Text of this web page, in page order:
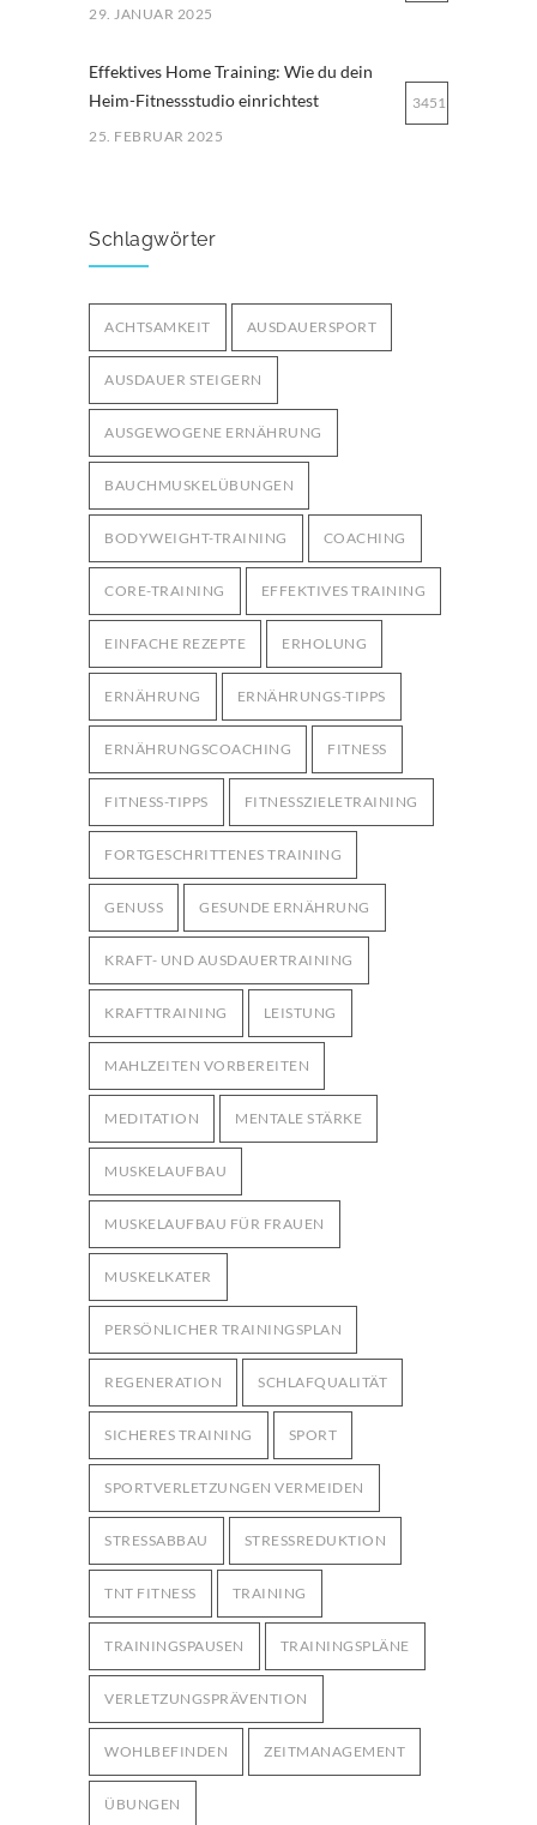
29. JANUAR 2025
Effektives Home Training: Wie du dein
Heim-Fitnessstudio einrichtest
25. FEBRUAR 2025
3451
Training ohne Geräte
12. OKTOBER 2024
Schlagwörter
ACHTSAMKEIT AUSDAUERSPORT
AUSDAUER STEIGERN
AUSGEWOGENE ERNÄHRUNG
BAUCHMUSKELÜBUNGEN
BODYWEIGHT-TRAINING COACHING
CORE-TRAINING EFFEKTIVES TRAINING
EINFACHE REZEPTE ERHOLUNG
ERNÄHRUNG ERNÄHRUNGS-TIPPS
ERNÄHRUNGSCOACHING FITNESS
FITNESS-TIPPS FITNESSZIELETRAINING
FORTGESCHRITTENES TRAINING
GENUSS GESUNDE ERNÄHRUNG
KRAFT- UND AUSDAUERTRAINING
KRAFTTRAINING LEISTUNG
MAHLZEITEN VORBEREITEN
MEDITATION MENTALE STÄRKE
MUSKELAUFBAU
MUSKELAUFBAU FÜR FRAUEN
MUSKELKATER
PERSÖNLICHER TRAININGSPLAN
REGENERATION SCHLAFQUALITÄT
SICHERES TRAINING SPORT
SPORTVERLETZUNGEN VERMEIDEN
STRESSABBAU STRESSREDUKTION
TNT FITNESS TRAINING
TRAININGSPAUSEN TRAININGSPLÄNE
VERLETZUNGSPRÄVENTION
WOHLBEFINDEN ZEITMANAGEMENT
ÜBUNGEN